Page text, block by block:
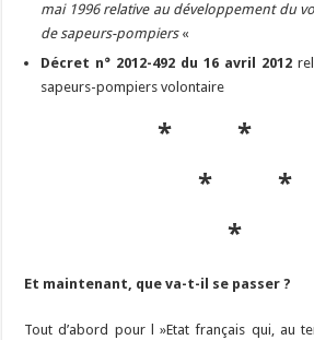
mai 1996 relative au développement du
de sapeurs-pompiers «
Décret n° 2012-492 du 16 avril 2012
sapeurs-pompiers volontaire
* *
* *
*
Et maintenant, que va-t-il se passer ?
Tout d’abord pour l »Etat français qui, au